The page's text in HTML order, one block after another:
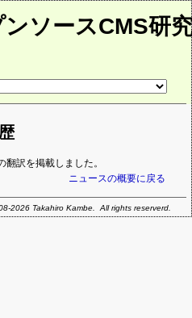
ソースCMS研
翻訳を掲載しました。
ニュースの概要に戻る
2026 Takahiro Kambe. All rights reserverd.